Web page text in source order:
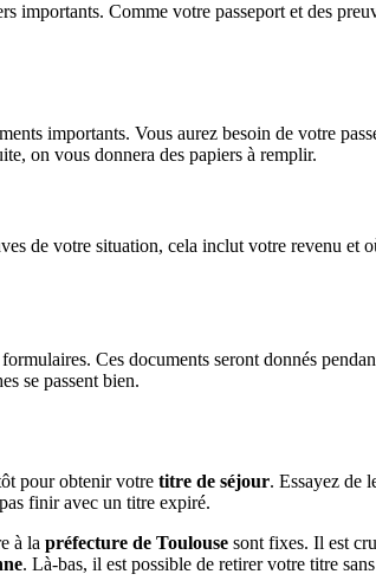
importants. Comme votre passeport et des
importants. Vous aurez besoin de votre
on vous donnera des papiers à remplir.
de votre situation, cela inclut votre revenu et
Ces documents seront donnés
se passent bien.
pour obtenir votre titre de séjour. Essayez de
finir avec un titre expiré.
à la préfecture de Toulouse sont fixes. Il est
. Là-bas, il est possible de retirer votre titre